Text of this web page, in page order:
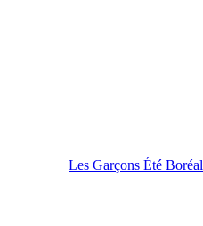
Les Garçons Été Boréal